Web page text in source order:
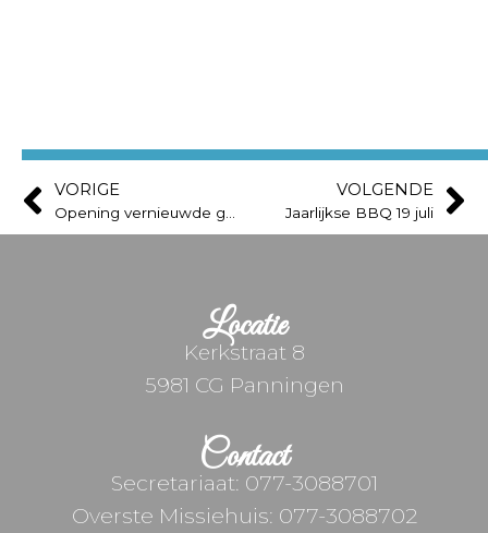
VORIGE VOLGENDE
Jaarlijkse BBQ 19 juli
Locatie
Kerkstraat 8
5981 CG Panningen
Contact
Secretariaat: 077-3088701
Overste Missiehuis: 077-3088702